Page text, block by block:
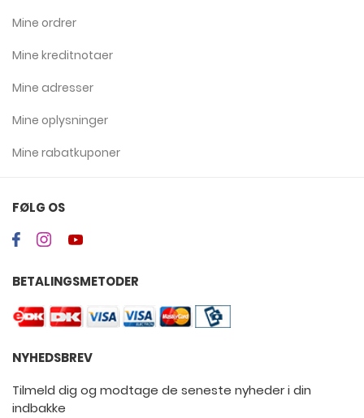
Mine ordrer
Mine kreditnotaer
Mine adresser
Mine oplysninger
Mine rabatkuponer
FØLG OS
BETALINGSMETODER
NYHEDSBREV
Tilmeld dig og modtage de seneste nyheder i din
indbakke